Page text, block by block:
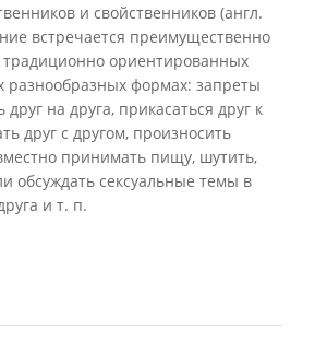
и свойственников (англ.
встречается преимущественно
ориентированных
разнообразных формах: запреты
друг на друга, прикасаться друг к
друг с другом, произносить
принимать пищу, шутить,
обсуждать сексуальные темы в
и т. п.